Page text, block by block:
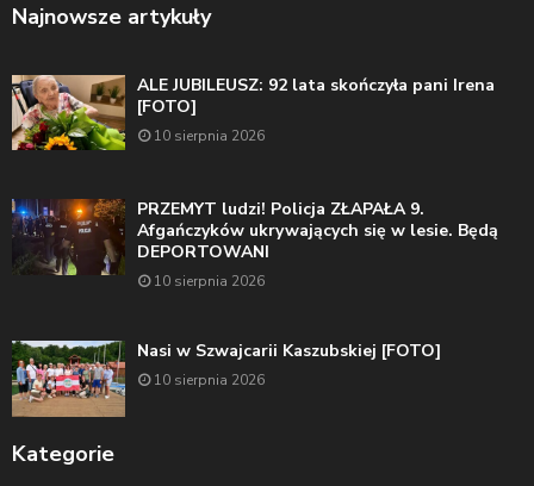
Najnowsze artykuły
ALE JUBILEUSZ: 92 lata skończyła pani Irena
[FOTO]
10 sierpnia 2026
PRZEMYT ludzi! Policja ZŁAPAŁA 9.
Afgańczyków ukrywających się w lesie. Będą
DEPORTOWANI
10 sierpnia 2026
Nasi w Szwajcarii Kaszubskiej [FOTO]
10 sierpnia 2026
Kategorie